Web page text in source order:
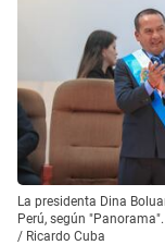
La presidenta Dina
Perú, según
/ Ricardo Cuba